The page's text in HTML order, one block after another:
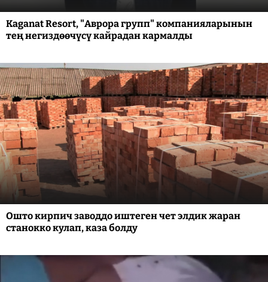
Kaganat Resort, "Аврора групп" компанияларынын
тең негиздөөчүсү кайрадан кармалды
Ошто кирпич заводдо иштеген чет элдик жаран
станокко кулап, каза болду